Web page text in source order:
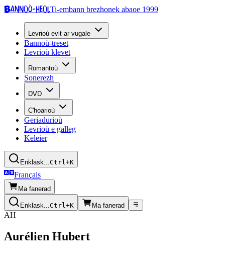
Bannoù-heolTi-embann brezhonek abaoe 1999
Levrioù evit ar vugale
Bannoù-treset
Levrioù klevet
Romantoù
Sonerezh
DVD
C'hoarioù
Geriadurioù
Levrioù e galleg
Keleier
Enklask...Ctrl+K
Français
Ma fanerad
Enklask...Ctrl+K Ma fanerad
AH
Aurélien Hubert